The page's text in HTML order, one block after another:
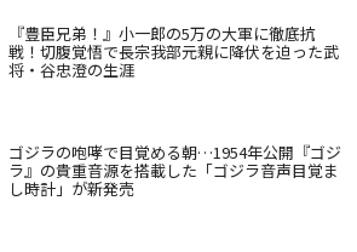
『豊臣兄弟！』小一郎の5万の大軍に徹底抗
戦！切腹覚悟で長宗我部元親に降伏を迫った武
将・谷忠澄の生涯
ゴジラの咆哮で目覚める朝…1954年公開『ゴジ
ラ』の貴重音源を搭載した「ゴジラ音声目覚ま
し時計」が新発売